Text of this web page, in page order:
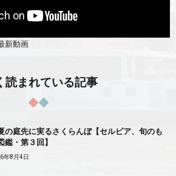
新動画
読まれている記事
の庭先に実るさくらんぼ【セルビア、旬のも
鑑・第３回】
年8月4日